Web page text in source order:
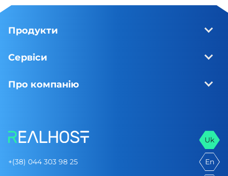
Продукти
Сервіси
Про компанію
+(38) 044 303 98 25
Uk
En